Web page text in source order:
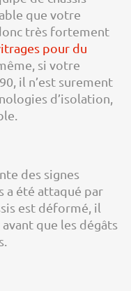
que votre
très fortement
pour du
si votre
il n’est surement
d’isolation,
des signes
a été attaqué par
est déformé, il
que les dégâts